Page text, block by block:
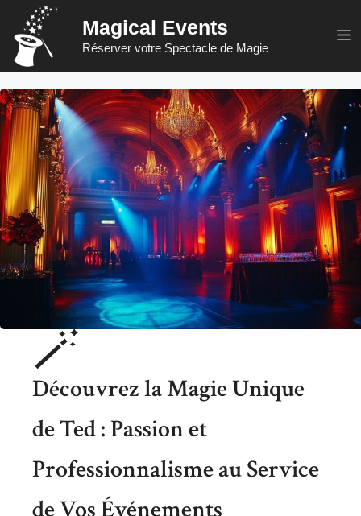
contenu
Magical Events
Réserver votre Spectacle de Magie
🪄
Découvrez la Magie Unique
de Ted : Passion et
Professionnalisme au Service
de Vos Événements